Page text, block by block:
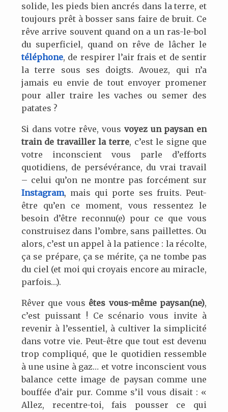
solide, les pieds bien ancrés dans la terre, et
toujours prêt à bosser sans faire de bruit. Ce
rêve arrive souvent quand on a un ras-le-bol
du superficiel, quand on rêve de lâcher le
téléphone, de respirer l’air frais et de sentir
la terre sous ses doigts. Avouez, qui n’a
jamais eu envie de tout envoyer promener
pour aller traire les vaches ou semer des
patates ?
Si dans votre rêve, vous voyez un paysan en
train de travailler la terre, c’est le signe que
votre inconscient vous parle d’efforts
quotidiens, de persévérance, du vrai travail
– celui qu’on ne montre pas forcément sur
Instagram, mais qui porte ses fruits. Peut-
être qu’en ce moment, vous ressentez le
besoin d’être reconnu(e) pour ce que vous
construisez dans l’ombre, sans paillettes. Ou
alors, c’est un appel à la patience : la récolte,
ça se prépare, ça se mérite, ça ne tombe pas
du ciel (et moi qui croyais encore au miracle,
parfois…).
Rêver que vous êtes vous-même paysan(ne),
c’est puissant ! Ce scénario vous invite à
revenir à l’essentiel, à cultiver la simplicité
dans votre vie. Peut-être que tout est devenu
trop compliqué, que le quotidien ressemble
à une usine à gaz… et votre inconscient vous
balance cette image de paysan comme une
bouffée d’air pur. Comme s’il vous disait : «
Allez, recentre-toi, fais pousser ce qui